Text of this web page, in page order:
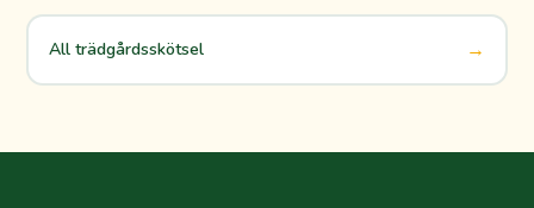
All trädgårdsskötsel →